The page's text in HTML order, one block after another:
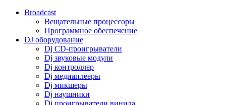
Broadcast
Вещательные процессоры
Программное обеспечение
DJ оборудование
Dj CD-проигрыватели
Dj звуковые модули
Dj контроллер
Dj медиаплееры
Dj микшеры
Dj наушники
Dj проигрыватели винила